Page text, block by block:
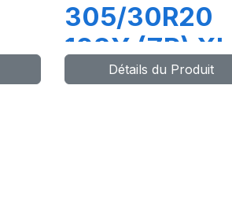
305/30R20
103Y (ZR) XL
PZERO (N0)
Détails du Produit